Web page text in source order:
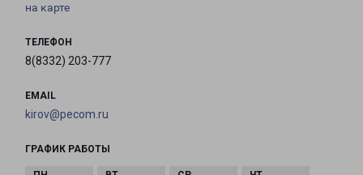
на карте
ТЕЛЕФОН
8(8332) 203-777
EMAIL
kirov@pecom.ru
ГРАФИК РАБОТЫ